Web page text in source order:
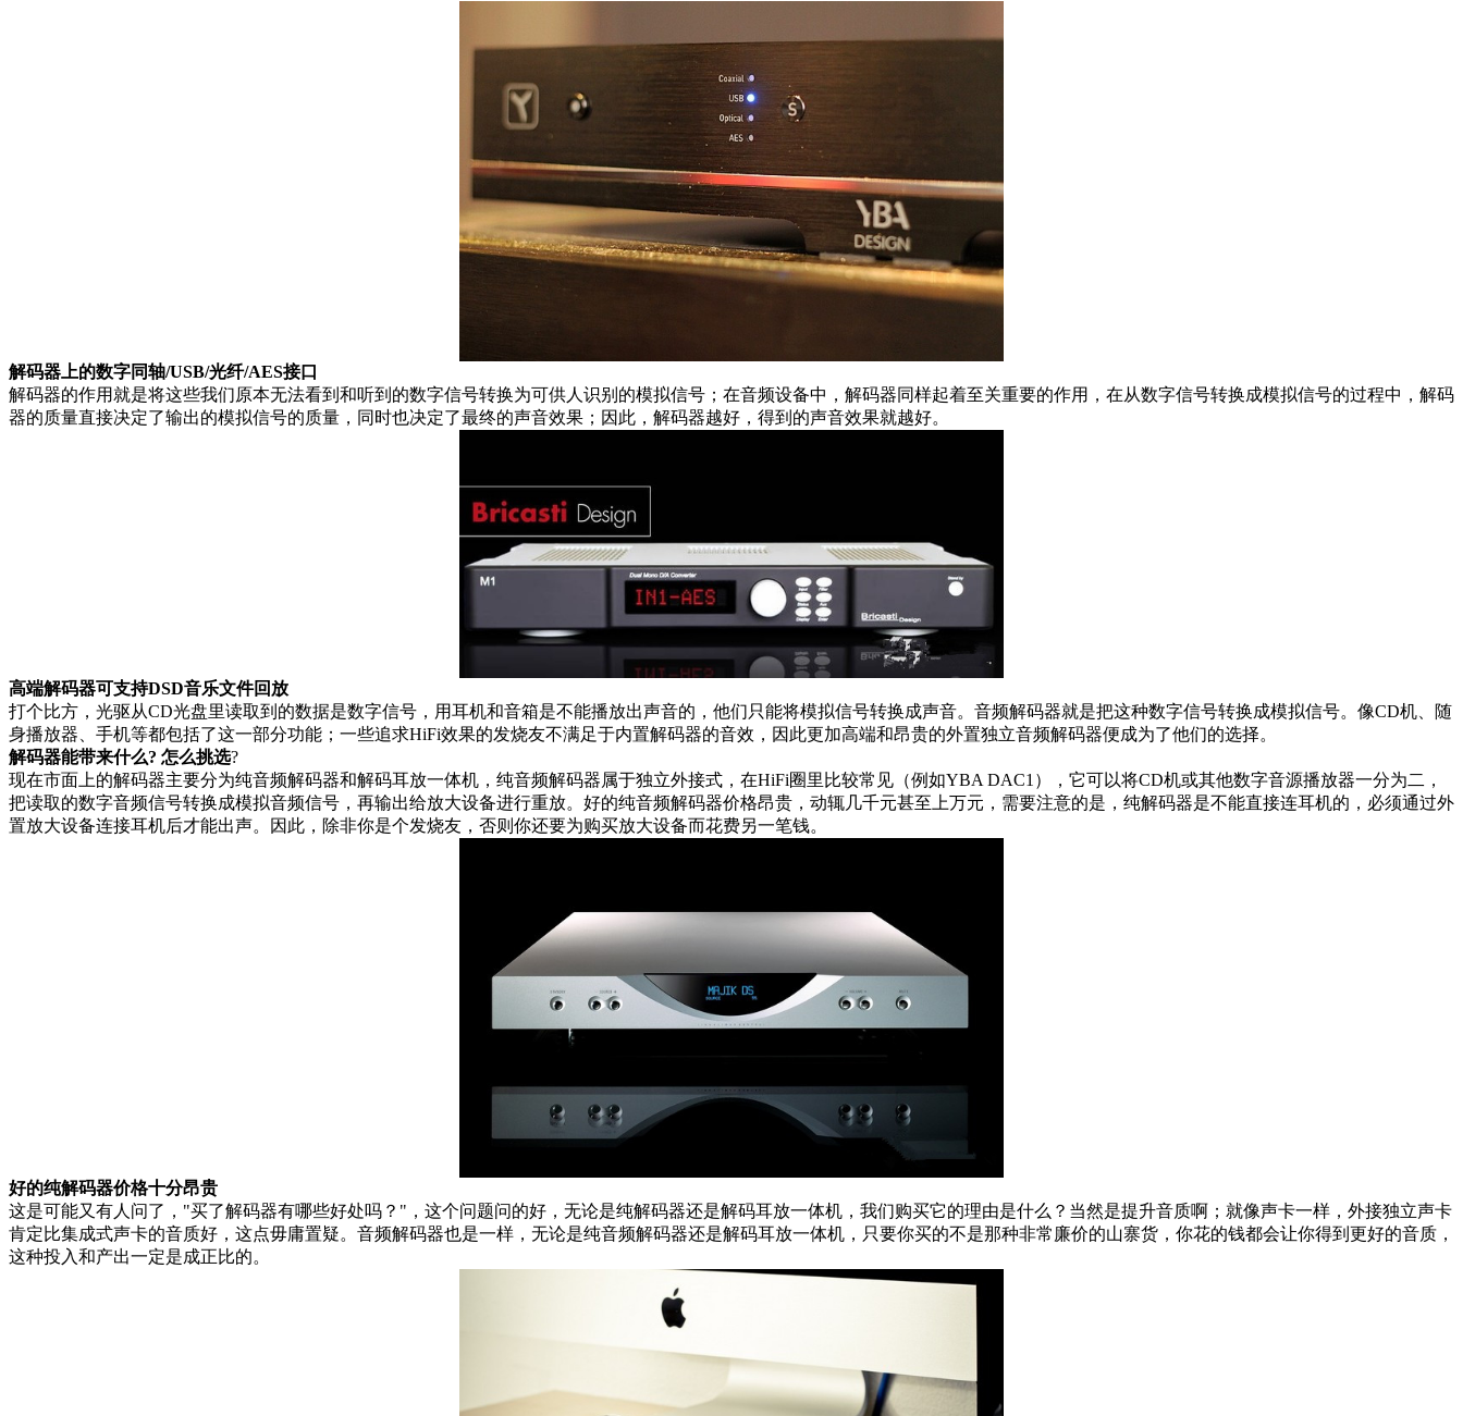
解码器上的数字同轴/USB/光纤/AES接口
解码器的作用就是将这些我们原本无法看到和听到的数字信号转换为可供人识别的模拟信号；在音频设备中，解码器同样起着至关重要的作用，在从数字信号转换成模拟信号的过程中，解码
器的质量直接决定了输出的模拟信号的质量，同时也决定了最终的声音效果；因此，解码器越好，得到的声音效果就越好。
高端解码器可支持DSD音乐文件回放
打个比方，光驱从CD光盘里读取到的数据是数字信号，用耳机和音箱是不能播放出声音的，他们只能将模拟信号转换成声音。音频解码器就是把这种数字信号转换成模拟信号。像CD机、随
身播放器、手机等都包括了这一部分功能；一些追求HiFi效果的发烧友不满足于内置解码器的音效，因此更加高端和昂贵的外置独立音频解码器便成为了他们的选择。
解码器能带来什么? 怎么挑选?
现在市面上的解码器主要分为纯音频解码器和解码耳放一体机，纯音频解码器属于独立外接式，在HiFi圈里比较常见（例如YBA DAC1），它可以将CD机或其他数字音源播放器一分为二，
把读取的数字音频信号转换成模拟音频信号，再输出给放大设备进行重放。好的纯音频解码器价格昂贵，动辄几千元甚至上万元，需要注意的是，纯解码器是不能直接连耳机的，必须通过外
置放大设备连接耳机后才能出声。因此，除非你是个发烧友，否则你还要为购买放大设备而花费另一笔钱。
好的纯解码器价格十分昂贵
这是可能又有人问了，"买了解码器有哪些好处吗？"，这个问题问的好，无论是纯解码器还是解码耳放一体机，我们购买它的理由是什么？当然是提升音质啊；就像声卡一样，外接独立声卡
肯定比集成式声卡的音质好，这点毋庸置疑。音频解码器也是一样，无论是纯音频解码器还是解码耳放一体机，只要你买的不是那种非常廉价的山寨货，你花的钱都会让你得到更好的音质，
这种投入和产出一定是成正比的。